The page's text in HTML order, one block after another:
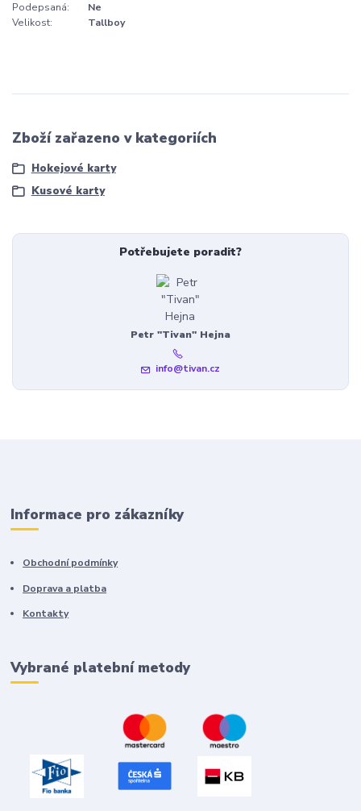
Podepsaná:
Ne
Velikost:
Tallboy
Zboží zařazeno v kategoriích
Hokejové karty
Kusové karty
Potřebujete poradit?
Petr "Tivan" Hejna
info@tivan.cz
Informace pro zákazníky
Obchodní podmínky
Doprava a platba
Kontakty
Vybrané platební metody